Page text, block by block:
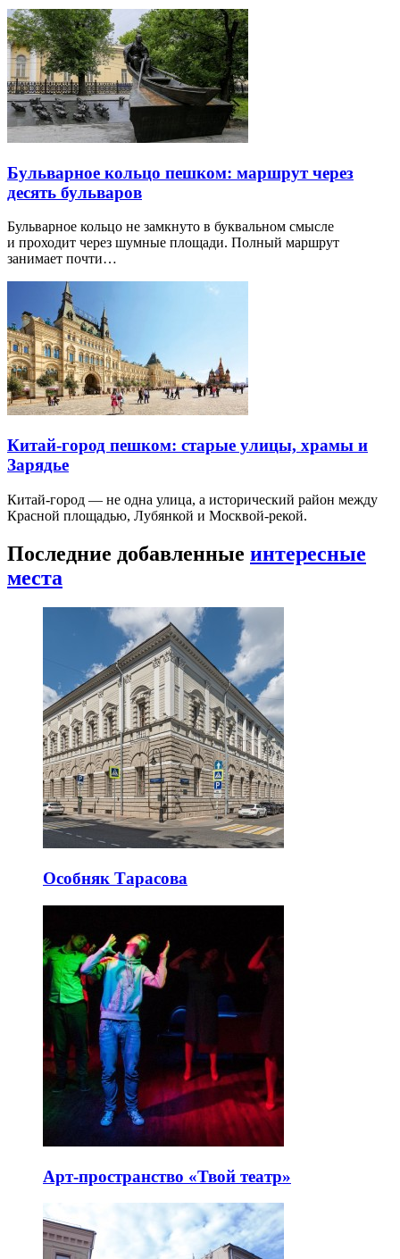
Бульварное кольцо пешком: маршрут через
десять бульваров
Бульварное кольцо не замкнуто в буквальном смысле
и проходит через шумные площади. Полный маршрут
занимает почти…
Китай-город пешком: старые улицы, храмы и
Зарядье
Китай-город — не одна улица, а исторический район между
Красной площадью, Лубянкой и Москвой-рекой.
Последние добавленные интересные
места
Особняк Тарасова
Арт-пространство «Твой театр»